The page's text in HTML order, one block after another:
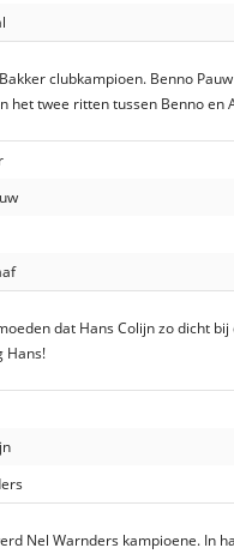
clubkampioen. Benno
het twee ritten tussen Benno en
dat Hans Colijn zo dicht
Hans!
Nel Warnders kampioene. In